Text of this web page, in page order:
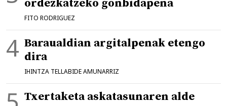
ordezkatzeko gonbidapena
FITO RODRIGUEZ
Baraualdian argitalpenak etengo
dira
IHINTZA TELLABIDE AMUNARRIZ
Txertaketa askatasunaren alde